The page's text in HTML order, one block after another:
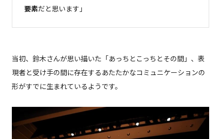
要素だと思います」
当初、鈴木さんが思い描いた「あっちとこっちとその間」、表
現者と受け手の間に存在するあたたかなコミュニケーションの
形がすでに生まれているようです。